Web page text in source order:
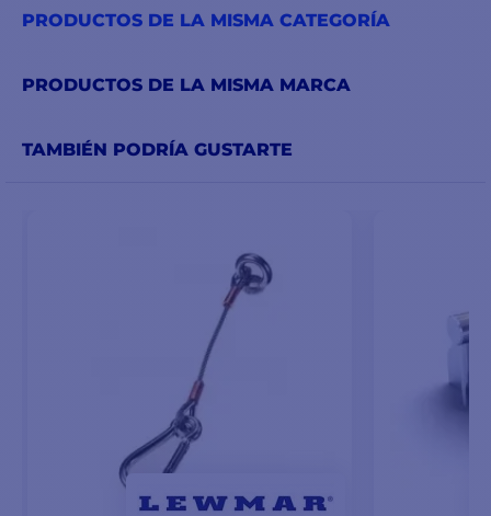
PRODUCTOS DE LA MISMA CATEGORÍA
PRODUCTOS DE LA MISMA MARCA
TAMBIÉN PODRÍA GUSTARTE